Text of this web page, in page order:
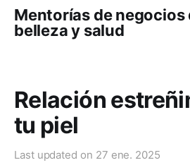
Mentorías de negocios
belleza y salud
Relación
tu piel
Last updated on 27 ene. 2025